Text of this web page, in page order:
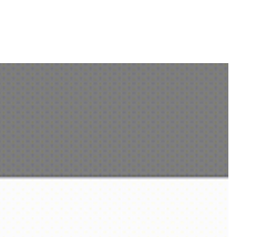
지만... 찾아보니 프로그램세계
에도 그 당시 비슷한 포맷으로 배
기 위해서 집 근처 서점 몇 개를
시기가 이미 다음달 호 발간이
었다. 출처 :